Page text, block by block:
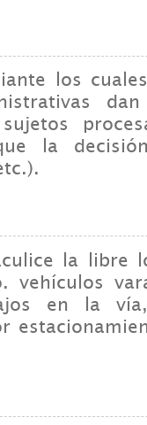
los
la
la libre
vehículos
en la